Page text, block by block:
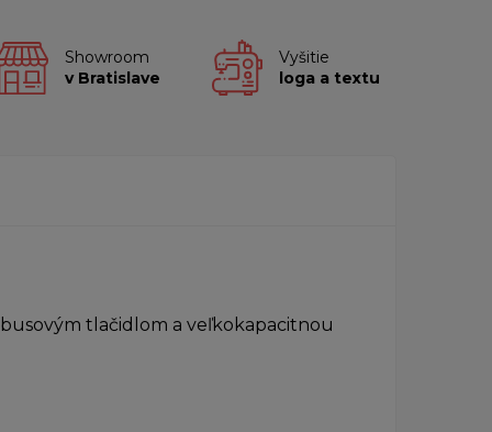
Showroom
v Bratislave
Vyšitie
loga a textu
tlačidlom a veľkokapacitnou